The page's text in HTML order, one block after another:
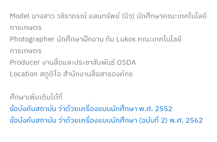
Model นางสาว วชิราภรณ์ แสนทรัพย์ (บิว) นักศึกษาคณะเทคโนโลยี
การเกษตร
Photographer นักศึกษาฝึกงาน ทีม Lukos คณะเทคโนโลยี
การเกษตร
Producer งานสื่อและประชาสัมพันธ์ OSDA
Location สตูดิโอ สำนักงานสื่อสารองค์กร
ศึกษาเพิ่มเติมได้ที่
ข้อบังคับสถาบัน ว่าด้วยเครื่องแบบนักศึกษา พ.ศ. 2552
ข้อบังคับสถาบัน ว่าด้วยเครื่องแบบนักศึกษา (ฉบับที่ 2) พ.ศ. 2562